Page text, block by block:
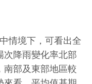
情境下，可看出全
次降雨變化率北部
南部及東部地區較